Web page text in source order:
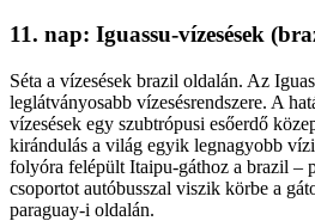
11. nap: Iguassu-vízesések
Séta a vízesések brazil oldalán. Az
leglátványosabb vízesésrendszere. A
vízesések egy szubtrópusi esőerdő
kirándulás a világ egyik legnagyobb
folyóra felépült Itaipu-gáthoz a brazil –
csoportot autóbusszal viszik körbe a
paraguay-i oldalán.